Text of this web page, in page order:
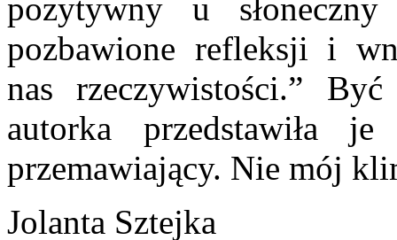
pozytywny u
pozbawione refleksji i
nas rzeczywistości.”
autorka przedstawiła
przemawiający. Nie mój
Jolanta Sztejka